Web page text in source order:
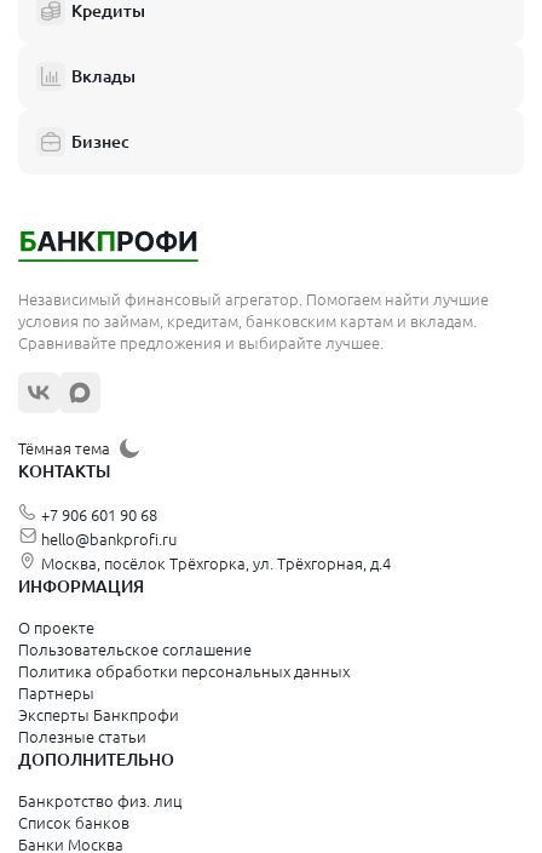
Кредиты
Вклады
Бизнес
Независимый финансовый агрегатор. Помогаем найти лучшие
условия по займам, кредитам, банковским картам и вкладам.
Сравнивайте предложения и выбирайте лучшее.
Тёмная тема
КОНТАКТЫ
+7 906 601 90 68
hello@bankprofi.ru
Москва, посёлок Трёхгорка, ул. Трёхгорная, д.4
ИНФОРМАЦИЯ
О проекте
Пользовательское соглашение
Политика обработки персональных данных
Партнеры
Эксперты Банкпрофи
Полезные статьи
ДОПОЛНИТЕЛЬНО
Банкротство физ. лиц
Список банков
Банки Москва